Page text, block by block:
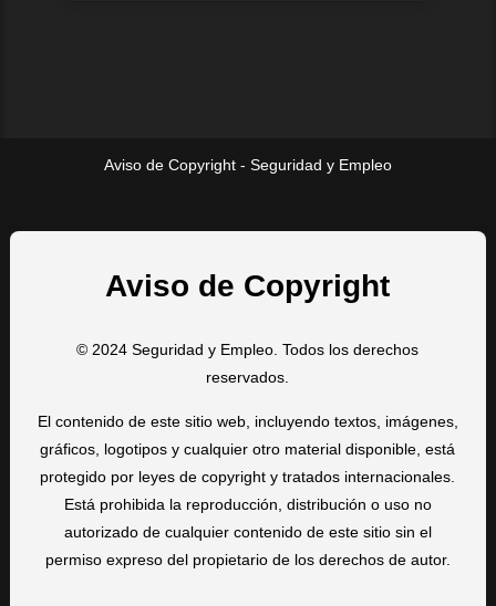
Aviso de Copyright - Seguridad y Empleo
Aviso de Copyright
© 2024 Seguridad y Empleo. Todos los derechos
reservados.
El contenido de este sitio web, incluyendo textos, imágenes,
gráficos, logotipos y cualquier otro material disponible, está
protegido por leyes de copyright y tratados internacionales.
Está prohibida la reproducción, distribución o uso no
autorizado de cualquier contenido de este sitio sin el
permiso expreso del propietario de los derechos de autor.